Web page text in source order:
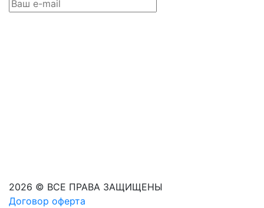
2026 © ВСЕ ПРАВА ЗАЩИЩЕНЫ
Договор оферта